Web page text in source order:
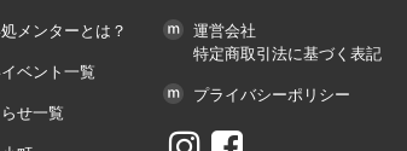
メンターとは？
ベント一覧
せ一覧
運営会社
特定商取引法に基づく表記
プライバシーポリシー